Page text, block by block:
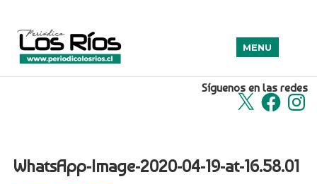
Síguenos en las redes
X Facebook
MENU
WhatsApp-Image-2020-04-19-at-16.58.01